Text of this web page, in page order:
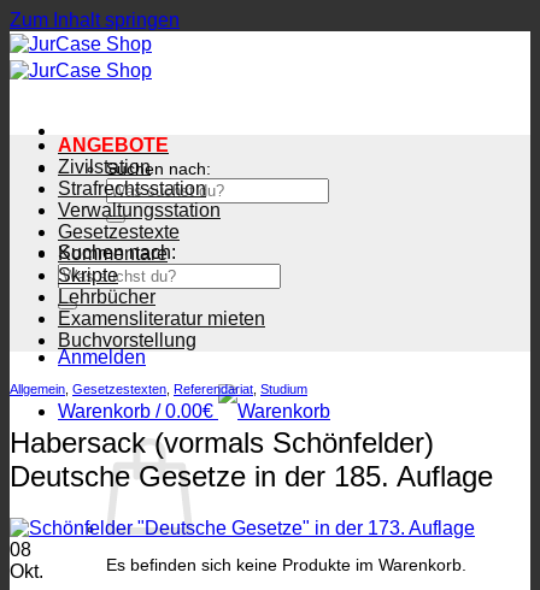
Zum Inhalt springen
Suchen nach:
Suchen nach:
Anmelden
Warenkorb /0.00€
Es befinden sich keine Produkte im Warenkorb.
ANGEBOTE
Zivilstation
Strafrechtsstation
Verwaltungsstation
Gesetzestexte
Kommentare
Skripte
Lehrbücher
Examensliteratur mieten
Buchvorstellung
Allgemein Gesetzestexten Referendariat Studium
Habersack (vormals Schönfelder)
Deutsche Gesetze in der 185. Auflage
08
Okt.